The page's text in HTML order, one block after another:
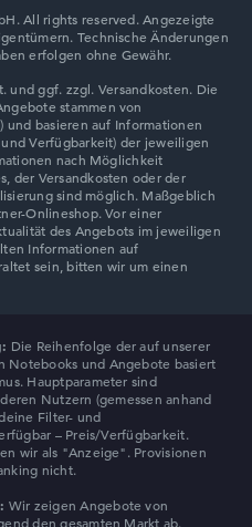
V
All rights reserved. Angezeigte
Technische Änderungen
erfolgen ohne Gewähr.
Die Reihenfolge der auf unserer
Notebooks und Angebote basiert
Hauptparameter sind
Nutzern (gemessen anhand
Filter- und
– Preis/Verfügbarkeit.
wir als "Anzeige". Provisionen
nicht.
Wir zeigen Angebote von
den gesamten Markt ab.